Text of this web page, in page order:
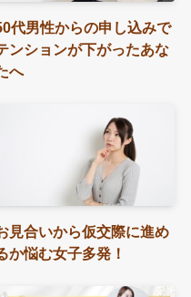
代男性からの申し込みで
ンションが下がったあな
へ
見合いから仮交際に進め
か悩む女子多発！